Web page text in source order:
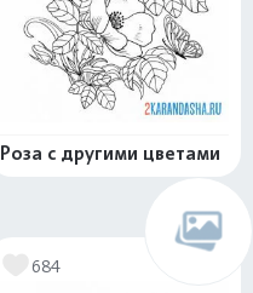
Роза с другими цветами
684